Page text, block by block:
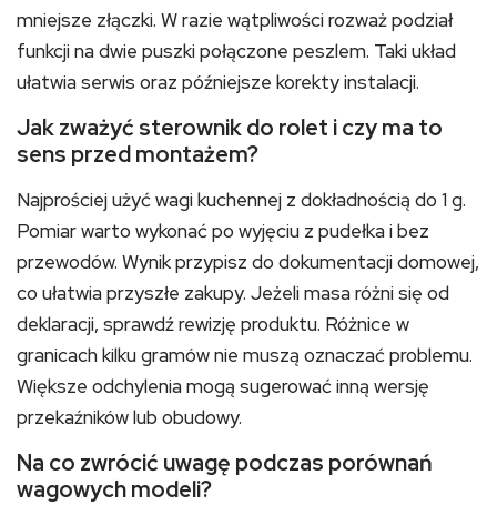
mniejsze złączki. W razie wątpliwości rozważ podział
funkcji na dwie puszki połączone peszlem. Taki układ
ułatwia serwis oraz późniejsze korekty instalacji.
Jak zważyć sterownik do rolet i czy ma to
sens przed montażem?
Najprościej użyć wagi kuchennej z dokładnością do 1 g.
Pomiar warto wykonać po wyjęciu z pudełka i bez
przewodów. Wynik przypisz do dokumentacji domowej,
co ułatwia przyszłe zakupy. Jeżeli masa różni się od
deklaracji, sprawdź rewizję produktu. Różnice w
granicach kilku gramów nie muszą oznaczać problemu.
Większe odchylenia mogą sugerować inną wersję
przekaźników lub obudowy.
Na co zwrócić uwagę podczas porównań
wagowych modeli?